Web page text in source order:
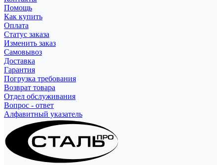
Помощь
Как купить
Оплата
Статус заказа
Изменить заказ
Самовывоз
Доставка
Гарантия
Погрузка требования
Возврат товара
Отдел обслуживания
Вопрос - ответ
Алфавитный указатель